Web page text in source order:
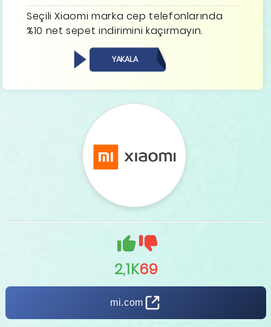
Seçili Xiaomi marka cep telefonlarında
%10 net sepet indirimini kaçırmayın.
YAKALA
2,1K69
mi.com